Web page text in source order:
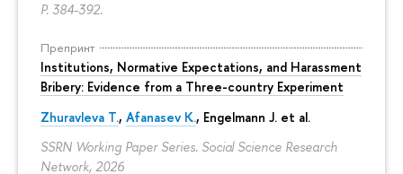
P. 384-392.
Препринт
Institutions, Normative Expectations, and Harassment
Bribery: Evidence from a Three-country Experiment
Zhuravleva T., Afanasev K., Engelmann J. et al.
SSRN Working Paper Series. Social Science Research
Network, 2026